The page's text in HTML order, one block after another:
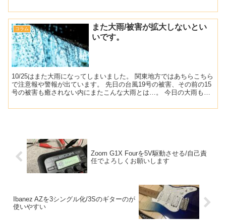
活...
コラム
また大雨/被害が拡大しないとい
いです。
10/25はまた大雨になってしまいました。 関東地方ではあちらこちら
で注意報や警報が出ています。 先日の台風19号の被害、その前の15
号の被害も癒されない内にまたこんな大雨とは…。 今日の大雨も台
Zoom G1X Fourを5V駆動させる/自己責
任でよろしくお願いします
Ibanez AZを3シングル化/3Sのギターのが
使いやすい